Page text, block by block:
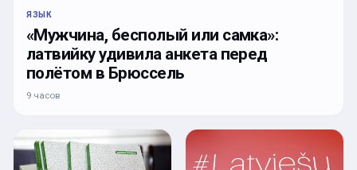
ЯЗЫК
«Мужчина, бесполый или самка»:
латвийку удивила анкета перед
полётом в Брюссель
9 часов